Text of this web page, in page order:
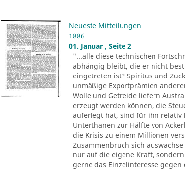
Neueste Mitteilungen
1886
01. Januar , Seite 2
"...alle diese technischen
abhängig bleibt, die er nicht
eingetreten ist? Spiritus und
unmäßige Exportprämien
Wolle und Getreide liefern
erzeugt werden können, die
auferlegt hat, sind für ihn relativ
Unterthanen zur Hälfte von
die Krisis zu einem Millionen
Zusammenbruch sich
nur auf die eigene Kraft,
gerne das Einzelinteresse gegen